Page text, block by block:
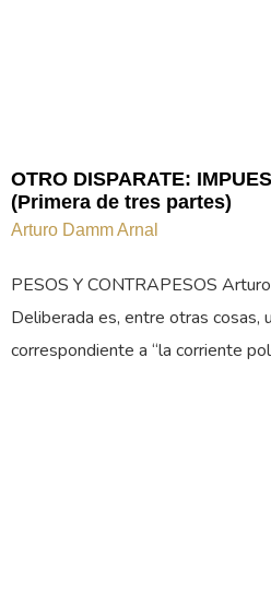
OTRO DISPARATE:
(Primera de tres partes)
Arturo Damm Arnal
PESOS Y CONTRAPESOS
Deliberada es, entre otras cosas,
correspondiente a “la corriente